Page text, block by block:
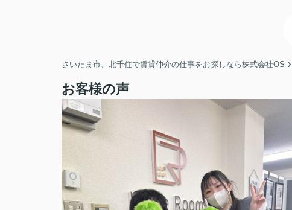
さいたま市、北千住で賃貸仲介の仕事をお探しなら株式会社OS
お客様の声